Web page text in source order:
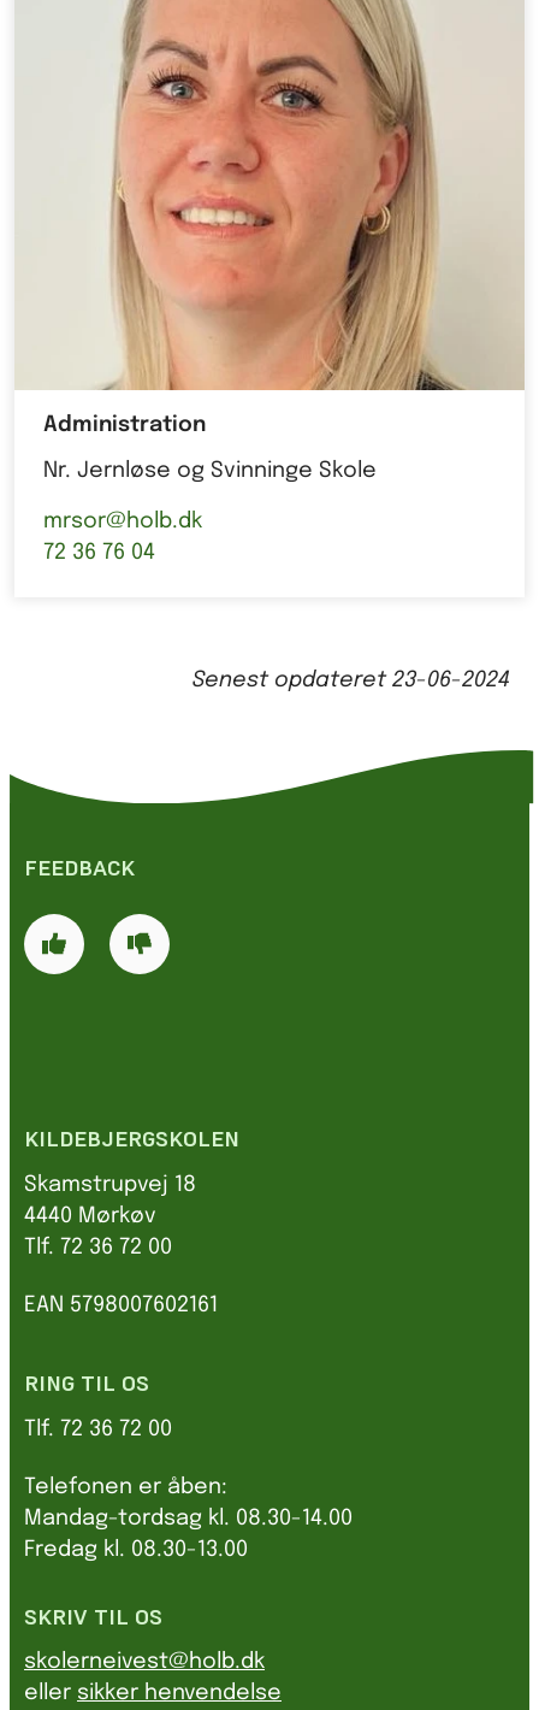
Administration
Nr. Jernløse og Svinninge Skole
mrsor@holb.dk
72 36 76 04
Senest opdateret 23-06-2024
FEEDBACK
KILDEBJERGSKOLEN
Skamstrupvej 18
4440 Mørkøv
Tlf. 72 36 72 00
EAN 5798007602161
RING TIL OS
Tlf. 72 36 72 00
Telefonen er åben:
Mandag-tordsag kl. 08.30-14.00
Fredag kl. 08.30-13.00
SKRIV TIL OS
skolerneivest@holb.dk
eller sikker henvendelse